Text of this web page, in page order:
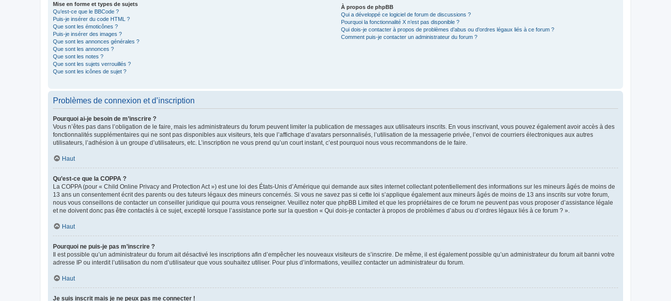
Mise en forme et types de sujets
Qu’est-ce que le BBCode ?
Puis-je insérer du code HTML ?
Que sont les émoticônes ?
Puis-je insérer des images ?
Que sont les annonces générales ?
Que sont les annonces ?
Que sont les notes ?
Que sont les sujets verrouillés ?
Que sont les icônes de sujet ?
À propos de phpBB
Qui a développé ce logiciel de forum de discussions ?
Pourquoi la fonctionnalité X n’est pas disponible ?
Qui dois-je contacter à propos de problèmes d’abus ou d’ordres légaux liés à ce forum ?
Comment puis-je contacter un administrateur du forum ?
Problèmes de connexion et d’inscription
Pourquoi ai-je besoin de m’inscrire ?
Vous n’êtes pas dans l’obligation de le faire, mais les administrateurs du forum peuvent limiter la publication de messages aux utilisateurs inscrits. En vous inscrivant, vous pouvez également avoir accès à des
fonctionnalités supplémentaires qui ne sont pas disponibles aux visiteurs, tels que l’affichage d’avatars personnalisés, l’utilisation de la messagerie privée, l’envoi de courriers électroniques aux autres
utilisateurs, l’adhésion à un groupe d’utilisateurs, etc. L’inscription ne vous prend qu’un court instant, c’est pourquoi nous vous recommandons de le faire.
Haut
Qu’est-ce que la COPPA ?
La COPPA (pour « Child Online Privacy and Protection Act ») est une loi des États-Unis d’Amérique qui demande aux sites internet collectant potentiellement des informations sur les mineurs âgés de moins de
13 ans un consentement écrit des parents ou des tuteurs légaux des mineurs concernés. Si vous ne savez pas si cette loi s’applique également aux mineurs âgés de moins de 13 ans inscrits sur votre forum,
nous vous conseillons de contacter un conseiller juridique qui pourra vous renseigner. Veuillez noter que phpBB Limited et que les propriétaires de ce forum ne peuvent pas vous proposer d’assistance légale
et ne doivent donc pas être contactés à ce sujet, excepté lorsque l’assistance porte sur la question « Qui dois-je contacter à propos de problèmes d’abus ou d’ordres légaux liés à ce forum ? ».
Haut
Pourquoi ne puis-je pas m’inscrire ?
Il est possible qu’un administrateur du forum ait désactivé les inscriptions afin d’empêcher les nouveaux visiteurs de s’inscrire. De même, il est également possible qu’un administrateur du forum ait banni votre
adresse IP ou interdit l’utilisation du nom d’utilisateur que vous souhaitez utiliser. Pour plus d’informations, veuillez contacter un administrateur du forum.
Haut
Je suis inscrit mais je ne peux pas me connecter !